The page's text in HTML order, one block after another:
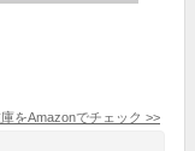
をAmazonでチェック >>